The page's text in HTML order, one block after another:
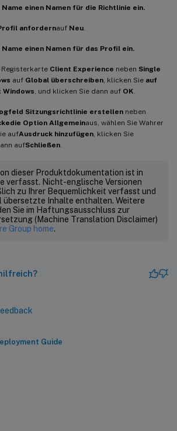
Name einen Namen für die Richtlinie ein.
anfordernauf Neu
Name einen Namen für das Profil ein.
Registerkarte Client Experience neben Single
auf Global überschreiben , klicken Sie auf
Windows , und klicken Sie dann auf OK
Sitzungsrichtlinie erstellen neben
die Option Allgemeinaus, wählen Sie Wahrer
aufAusdruck hinzufügen , klicken Sie
aufSchließen
dieser Produktdokumentation ist in
verfasst. Nicht-englische Versionen
zu Ihrer Bequemlichkeit verfasst und
übersetzte Inhalte enthalten. Weitere
Sie im Haftungsausschluss zur
(Machine Translation Disclaimer)
Group home.
Guide